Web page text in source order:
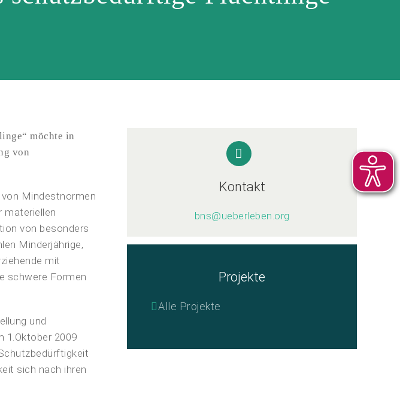
möchte in
von
Mindestnormen
materiellen
von besonders
Minderjährige,
mit
schwere Formen
und
1.Oktober 2009
sich nach ihren
Kontakt
bns@ueberleben.org
Projekte
Alle Projekte